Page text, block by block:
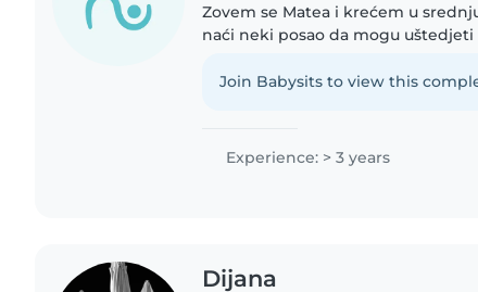
Zovem se Matea i krećem u
naći neki posao da mogu uštedjeti
životinje pa nebi bile..
Join Babysits to view this
Experience: > 3 years
Dijana